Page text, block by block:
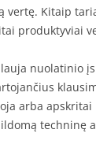
Kitaip
produktyviai
nuolatinio
arba apskritai
techninę